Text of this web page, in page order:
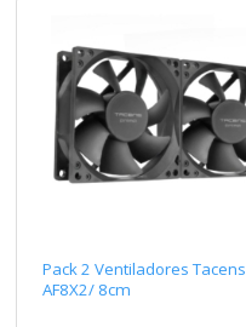
Pack 2 Ventiladores Tacens
AF8X2/ 8cm